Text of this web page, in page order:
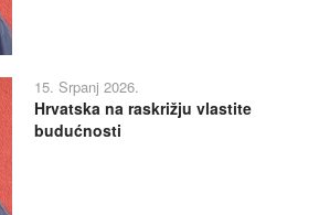
15. Srpanj 2026.
Hrvatska na raskrižju vlastite
budućnosti